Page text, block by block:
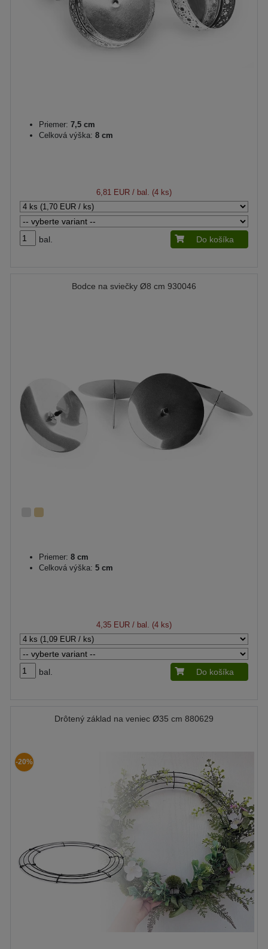
Priemer: 7,5 cm
Celková výška: 8 cm
6,81 EUR / bal. (4 ks)
bal. Do košíka
Bodce na sviečky Ø8 cm 930046
Priemer: 8 cm
Celková výška: 5 cm
4,35 EUR / bal. (4 ks)
bal. Do košíka
Drôtený základ na veniec Ø35 cm 880629
-20%